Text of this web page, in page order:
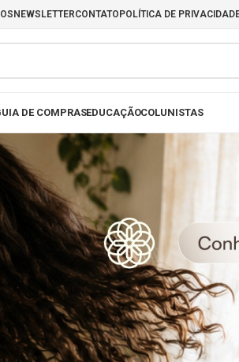
NEWSLETTERCONTATO POLÍTICA DE
DE COMPRASEDUCAÇÃOCOLUNISTAS